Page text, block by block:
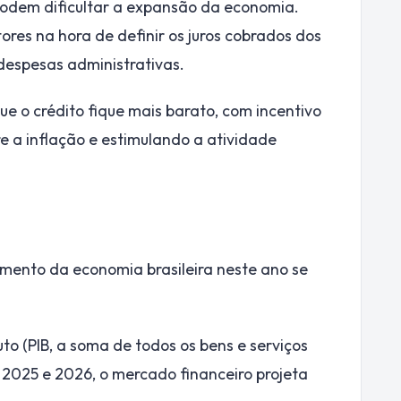
dificultar a expansão da economia.
na hora de definir os juros cobrados dos
administrativas.
o crédito fique mais barato, com incentivo
a inflação e estimulando a atividade
da economia brasileira neste ano se
(PIB, a soma de todos os bens e serviços
e 2026, o mercado financeiro projeta